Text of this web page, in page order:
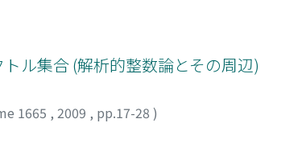
ル集合 (解析的整数論とその周辺)
1665 , 2009 , pp.17-28 )